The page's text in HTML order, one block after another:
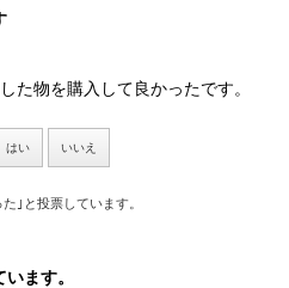
た物を購入して良かったです。
はい いいえ
｣と投票しています。
ます。